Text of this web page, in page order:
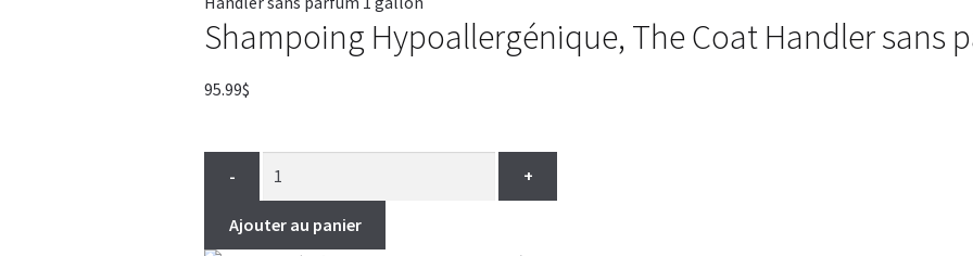
Shampoing Hypoallergénique, The Coat Handler sans
95.99$
- +
Ajouter au panier